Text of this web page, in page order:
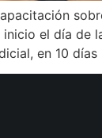
el día de
en 10